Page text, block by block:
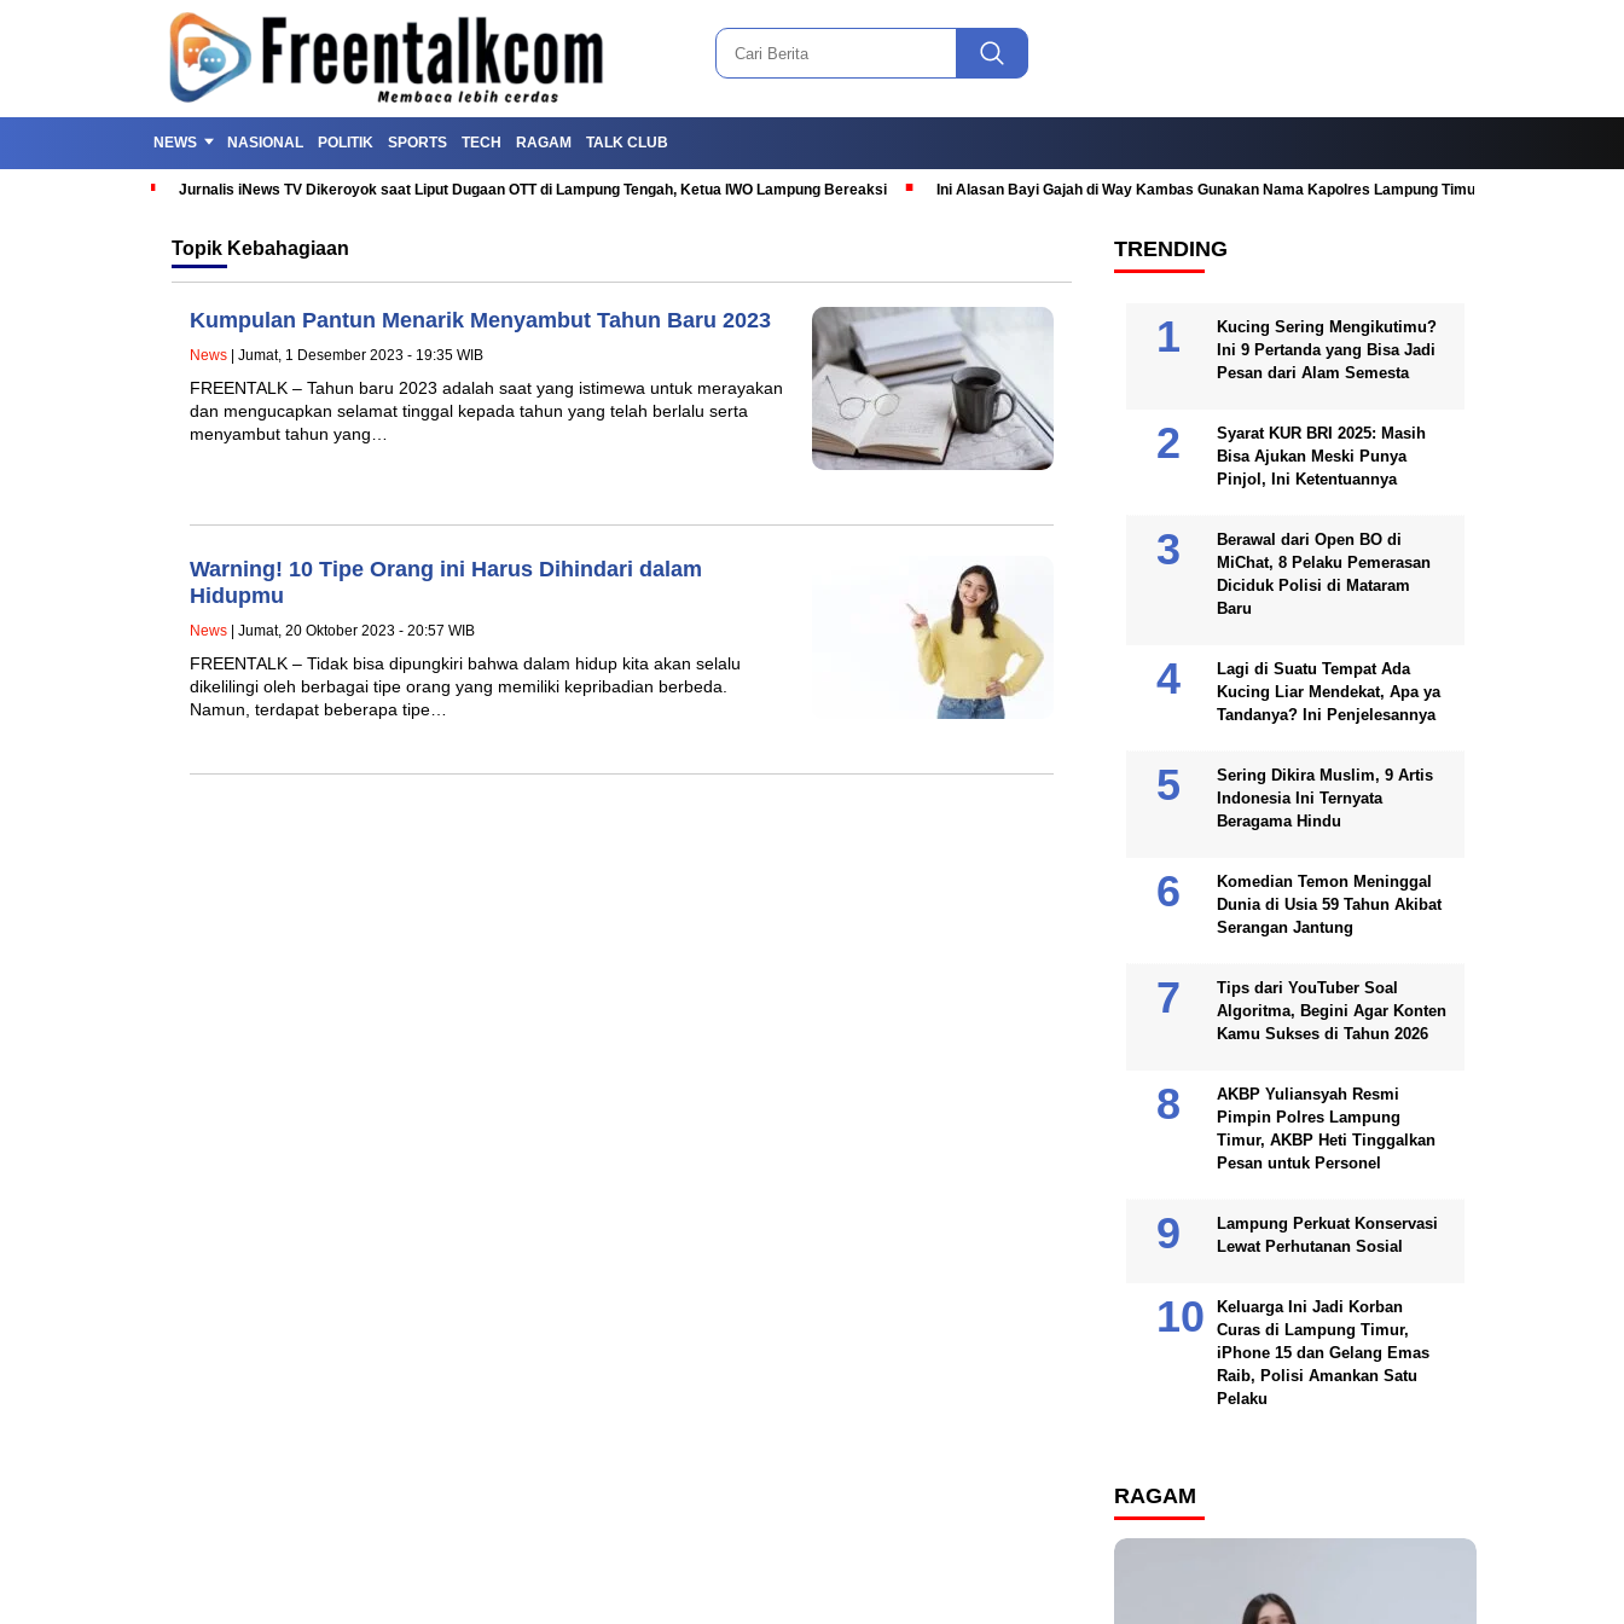
NEWS NASIONAL POLITIK SPORTS TECH RAGAM TALK CLUB
Jurnalis iNews TV Dikeroyok saat Liput Dugaan OTT di Lampung Tengah, Ketua IWO Lampung Bereaksi Ini Alasan Bayi Gajah di Way Kambas Gunakan Nama Kapolres Lampung Timur
Topik Kebahagiaan
Kumpulan Pantun Menarik Menyambut Tahun Baru 2023
News | Jumat, 1 Desember 2023 - 19:35 WIB
FREENTALK – Tahun baru 2023 adalah saat yang istimewa untuk merayakan
dan mengucapkan selamat tinggal kepada tahun yang telah berlalu serta
menyambut tahun yang…
Warning! 10 Tipe Orang ini Harus Dihindari dalam
Hidupmu
News | Jumat, 20 Oktober 2023 - 20:57 WIB
FREENTALK – Tidak bisa dipungkiri bahwa dalam hidup kita akan selalu
dikelilingi oleh berbagai tipe orang yang memiliki kepribadian berbeda.
Namun, terdapat beberapa tipe…
TRENDING
Kucing Sering Mengikutimu?
Ini 9 Pertanda yang Bisa Jadi
Pesan dari Alam Semesta
Syarat KUR BRI 2025: Masih
Bisa Ajukan Meski Punya
Pinjol, Ini Ketentuannya
Berawal dari Open BO di
MiChat, 8 Pelaku Pemerasan
Diciduk Polisi di Mataram
Baru
Lagi di Suatu Tempat Ada
Kucing Liar Mendekat, Apa ya
Tandanya? Ini Penjelesannya
Sering Dikira Muslim, 9 Artis
Indonesia Ini Ternyata
Beragama Hindu
Komedian Temon Meninggal
Dunia di Usia 59 Tahun Akibat
Serangan Jantung
Tips dari YouTuber Soal
Algoritma, Begini Agar Konten
Kamu Sukses di Tahun 2026
AKBP Yuliansyah Resmi
Pimpin Polres Lampung
Timur, AKBP Heti Tinggalkan
Pesan untuk Personel
Lampung Perkuat Konservasi
Lewat Perhutanan Sosial
Keluarga Ini Jadi Korban
Curas di Lampung Timur,
iPhone 15 dan Gelang Emas
Raib, Polisi Amankan Satu
Pelaku
RAGAM